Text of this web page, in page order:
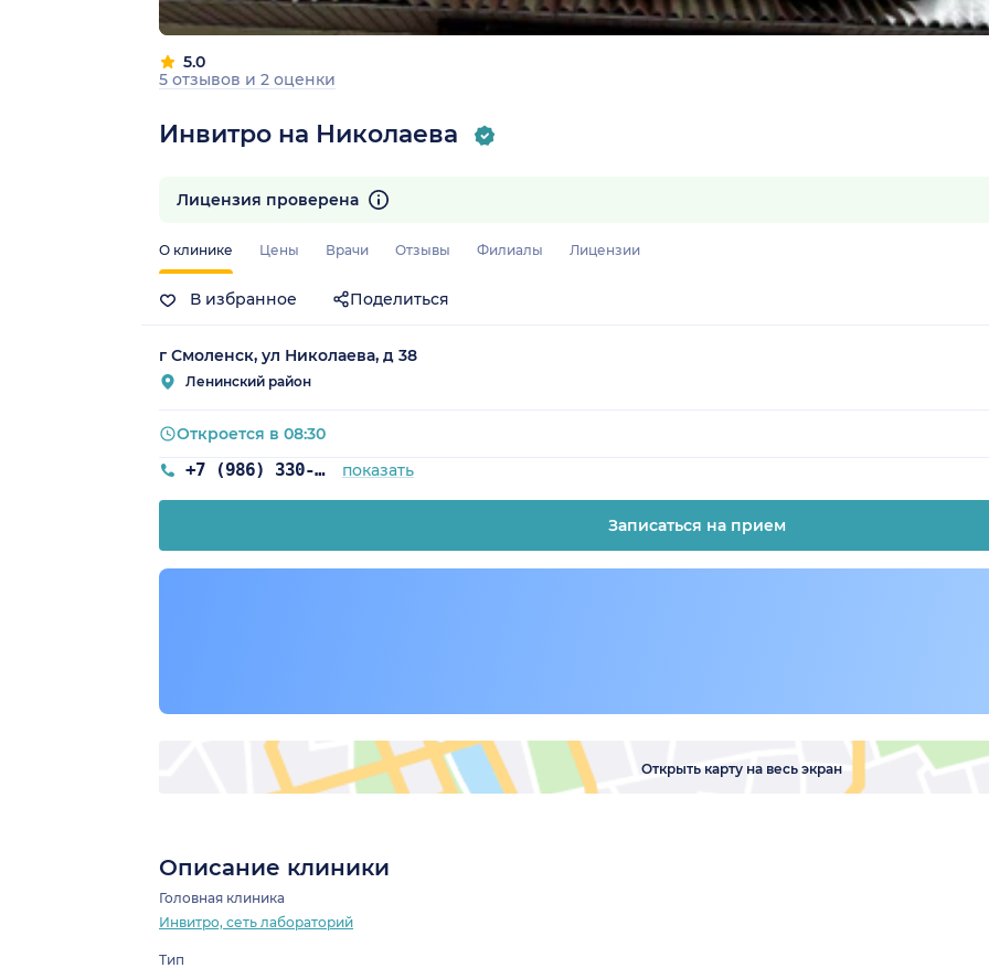
Инвитро на Николаева
5.0
5 отзывов и 2 оценки
О клинике Цены Врачи Отзывы Филиалы Лицензии
В избранное Поделиться
Лицензия проверена
г Смоленск, ул Николаева, д 38
Ленинский район
+7 (986) 330-19-48 показать
Откроется в 08:30
Записаться на прием
Открыть карту на весь экран
Описание клиники
Головная клиника
Инвитро, сеть лабораторий
Тип